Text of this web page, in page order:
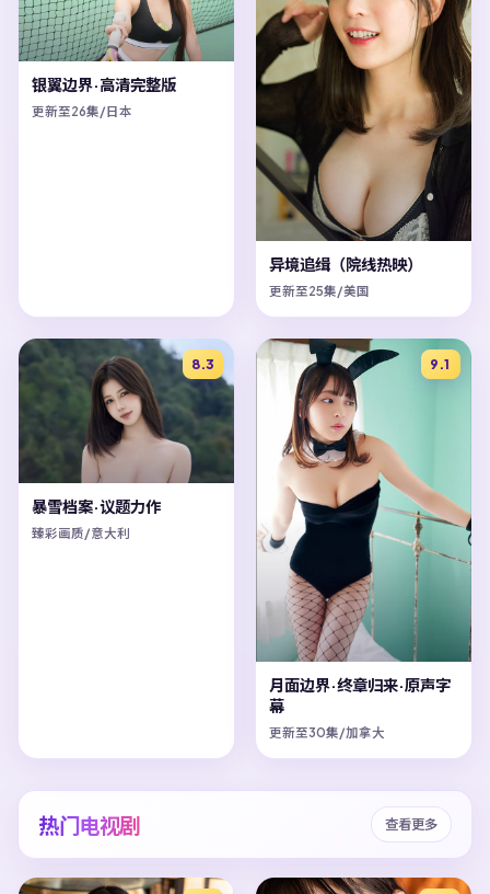
银翼边界·高清完整版
更新至26集/日本
异境追缉（院线热映）
更新至25集/美国
8.3
暴雪档案·议题力作
臻彩画质/意大利
9.1
月面边界·终章归来·原声字
幕
更新至30集/加拿大
热门电视剧 查看更多